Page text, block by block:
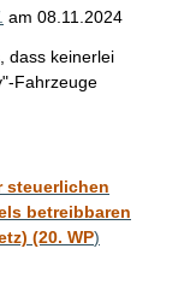
am 08.11.2024
dass keinerlei
Fahrzeuge
steuerlichen
betreibbaren
(20. WP)